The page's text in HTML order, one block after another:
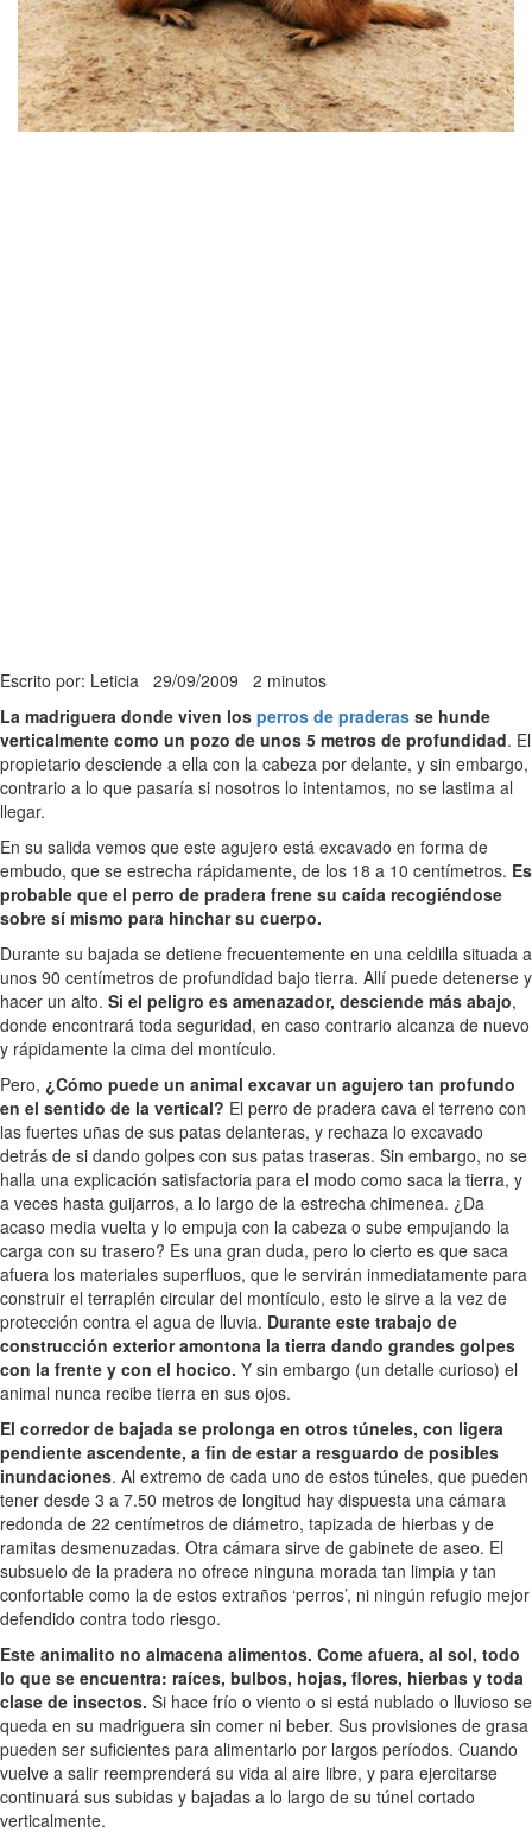
Escrito por: Leticia 29/09/2009 2 minutos
La madriguera donde viven los perros de praderas se hunde
verticalmente como un pozo de unos 5 metros de profundidad. El
propietario desciende a ella con la cabeza por delante, y sin embargo,
contrario a lo que pasaría si nosotros lo intentamos, no se lastima al
llegar.
En su salida vemos que este agujero está excavado en forma de
embudo, que se estrecha rápidamente, de los 18 a 10 centímetros. Es
probable que el perro de pradera frene su caída recogiéndose
sobre sí mismo para hinchar su cuerpo.
Durante su bajada se detiene frecuentemente en una celdilla situada a
unos 90 centímetros de profundidad bajo tierra. Allí puede detenerse y
hacer un alto. Si el peligro es amenazador, desciende más abajo,
donde encontrará toda seguridad, en caso contrario alcanza de nuevo
y rápidamente la cima del montículo.
Pero, ¿Cómo puede un animal excavar un agujero tan profundo
en el sentido de la vertical? El perro de pradera cava el terreno con
las fuertes uñas de sus patas delanteras, y rechaza lo excavado
detrás de si dando golpes con sus patas traseras. Sin embargo, no se
halla una explicación satisfactoria para el modo como saca la tierra, y
a veces hasta guijarros, a lo largo de la estrecha chimenea. ¿Da
acaso media vuelta y lo empuja con la cabeza o sube empujando la
carga con su trasero? Es una gran duda, pero lo cierto es que saca
afuera los materiales superfluos, que le servirán inmediatamente para
construir el terraplén circular del montículo, esto le sirve a la vez de
protección contra el agua de lluvia. Durante este trabajo de
construcción exterior amontona la tierra dando grandes golpes
con la frente y con el hocico. Y sin embargo (un detalle curioso) el
animal nunca recibe tierra en sus ojos.
El corredor de bajada se prolonga en otros túneles, con ligera
pendiente ascendente, a fin de estar a resguardo de posibles
inundaciones. Al extremo de cada uno de estos túneles, que pueden
tener desde 3 a 7.50 metros de longitud hay dispuesta una cámara
redonda de 22 centímetros de diámetro, tapizada de hierbas y de
ramitas desmenuzadas. Otra cámara sirve de gabinete de aseo. El
subsuelo de la pradera no ofrece ninguna morada tan limpia y tan
confortable como la de estos extraños ‘perros’, ni ningún refugio mejor
defendido contra todo riesgo.
Este animalito no almacena alimentos. Come afuera, al sol, todo
lo que se encuentra: raíces, bulbos, hojas, flores, hierbas y toda
clase de insectos. Si hace frío o viento o si está nublado o lluvioso se
queda en su madriguera sin comer ni beber. Sus provisiones de grasa
pueden ser suficientes para alimentarlo por largos períodos. Cuando
vuelve a salir reemprenderá su vida al aire libre, y para ejercitarse
continuará sus subidas y bajadas a lo largo de su túnel cortado
verticalmente.